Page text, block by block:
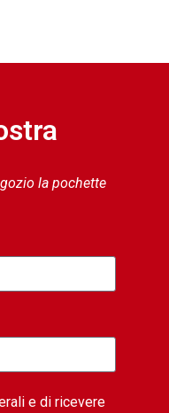
la pochette
e di ricevere